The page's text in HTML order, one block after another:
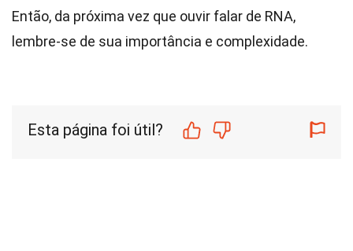
Então, da próxima vez que ouvir falar de RNA,
lembre-se de sua importância e complexidade.
Esta página foi útil?